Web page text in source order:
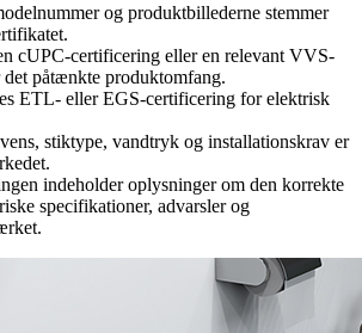
og produktbillederne stemmer
cUPC-certificering eller en relevant VVS-
påtænkte produktomfang.
ETL- eller EGS-certificering for elektrisk
stiktype, vandtryk og installationskrav er
indeholder oplysninger om den korrekte
specifikationer, advarsler og